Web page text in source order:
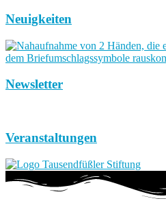
Neuigkeiten
Newsletter
Veranstaltungen